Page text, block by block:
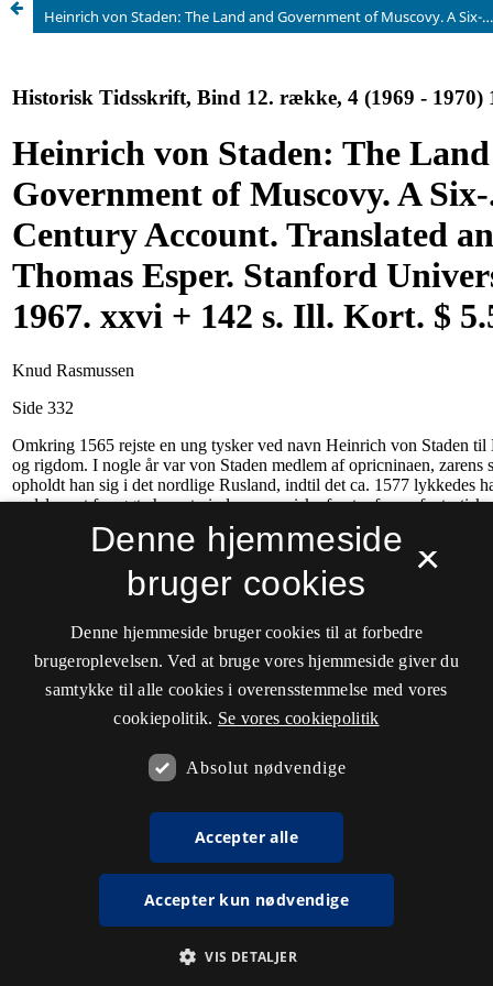
Heinrich von Staden: The Land and Government of Muscovy. A Six-. teenth-Century Account. Translated and edited by Thomas Esper. Stanford University Press, 1967. xxvi + 142 s. Ill. Kort. $ 5.50.
×
Denne hjemmeside
bruger cookies
Denne hjemmeside bruger cookies til at forbedre
brugeroplevelsen. Ved at bruge vores hjemmeside giver du
samtykke til alle cookies i overensstemmelse med vores
cookiepolitik. Se vores cookiepolitik
Absolut nødvendige
Accepter alle
Accepter kun nødvendige
VIS DETALJER